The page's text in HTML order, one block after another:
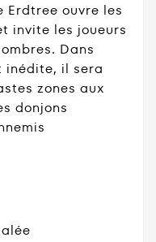
Erdtree ouvre les
invite les joueurs
Dans
inédite, il sera
zones aux
donjons